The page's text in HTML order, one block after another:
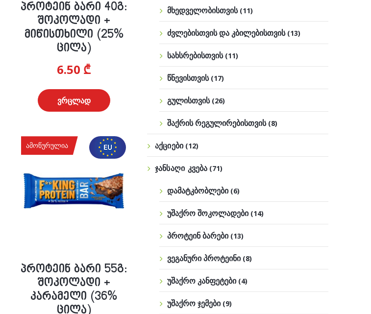
პროტეინ ბარი 40გ:
შოკოლადი +
მიწისთხილი (25%
ცილა)
6.50 ₾
ვრცლად
ამოწურულია
პროტეინ ბარი 55გ:
შოკოლადი +
კარამელი (36%
ცილა)
მხედველობისთვის (11)
ძვლებისთვის და კბილებისთვის (13)
სახსრებისთვის (11)
წნევისთვის (17)
გულისთვის (26)
შაქრის რეგულირებისთვის (8)
აქციები (12)
ჯანსაღი კვება (71)
დამატკბობლები (6)
უშაქრო შოკოლადები (14)
პროტეინ ბარები (13)
ვეგანური პროტეინი (8)
უშაქრო კანფეტები (4)
უშაქრო ჯემები (9)